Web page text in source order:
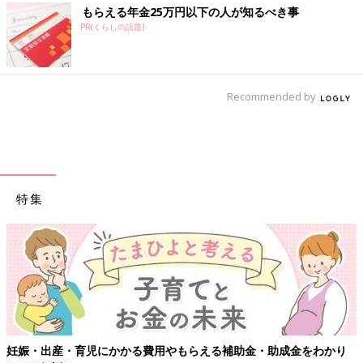
もらえる年金25万円以下の人が知るべき事
PR(くらしの話題)
Recommended by
特集
る補助金・助成金をわかり 【ワクチン接種できるものも】妊婦